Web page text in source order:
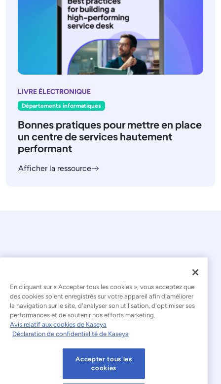
LIVRE ÉLECTRONIQUE
Départements informatiques
Bonnes pratiques pour mettre en place
un centre de services hautement
performant
Afficher la ressource
© 2026 Kaseya. Tous droits réservés.
Français
Déclaration relative à l'esclavage moderne
Mentions légales
Conditions d'utilisation du site web
En cliquant sur « Accepter tous les cookies », vous acceptez que
des cookies soient enregistrés sur votre appareil afin d'améliorer
la navigation sur le site, d'analyser son utilisation, d'optimiser ses
performances et de soutenir nos efforts marketing.
Avis relatif aux cookies de Kaseya
Déclaration de confidentialité de Kaseya
Accepter tous les
cookies